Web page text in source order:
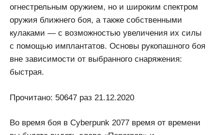
огнестрельным оружием, но и широким спектром
оружия ближнего боя, а также собственными
кулаками — с возможностью увеличения их силы
с помощью имплантатов. Основы рукопашного боя
вне зависимости от выбранного снаряжения:
быстрая.
Прочитано: 50647 раз 21.12.2020
Во время боя в Cyberpunk 2077 время от времени